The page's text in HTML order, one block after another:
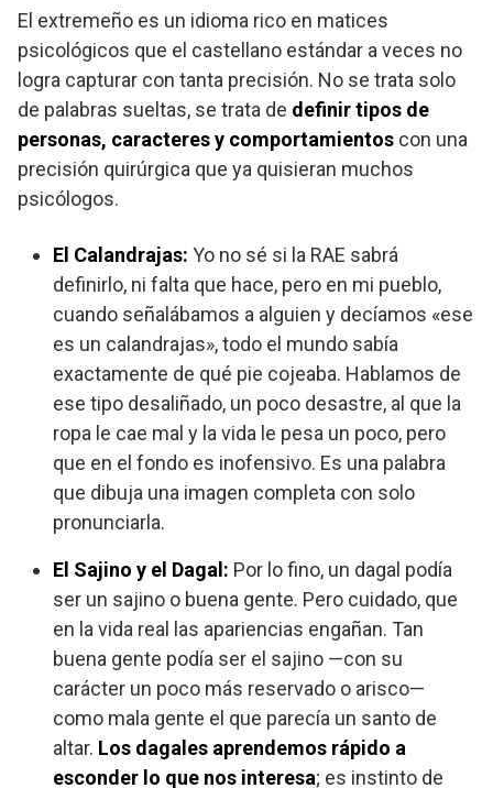
El extremeño es un idioma rico en matices
psicológicos que el castellano estándar a veces no
logra capturar con tanta precisión. No se trata solo
de palabras sueltas, se trata de definir tipos de
personas, caracteres y comportamientos con una
precisión quirúrgica que ya quisieran muchos
psicólogos.
El Calandrajas: Yo no sé si la RAE sabrá
definirlo, ni falta que hace, pero en mi pueblo,
cuando señalábamos a alguien y decíamos «ese
es un calandrajas», todo el mundo sabía
exactamente de qué pie cojeaba. Hablamos de
ese tipo desaliñado, un poco desastre, al que la
ropa le cae mal y la vida le pesa un poco, pero
que en el fondo es inofensivo. Es una palabra
que dibuja una imagen completa con solo
pronunciarla.
El Sajino y el Dagal: Por lo fino, un dagal podía
ser un sajino o buena gente. Pero cuidado, que
en la vida real las apariencias engañan. Tan
buena gente podía ser el sajino —con su
carácter un poco más reservado o arisco—
como mala gente el que parecía un santo de
altar. Los dagales aprendemos rápido a
esconder lo que nos interesa; es instinto de